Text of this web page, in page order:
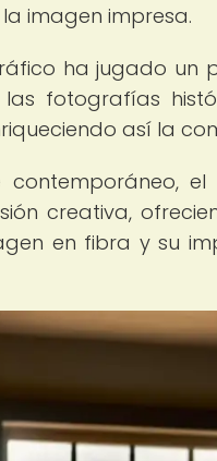
imagen impresa.
ha jugado un
las fotografías
así la
creativa,
en fibra y su